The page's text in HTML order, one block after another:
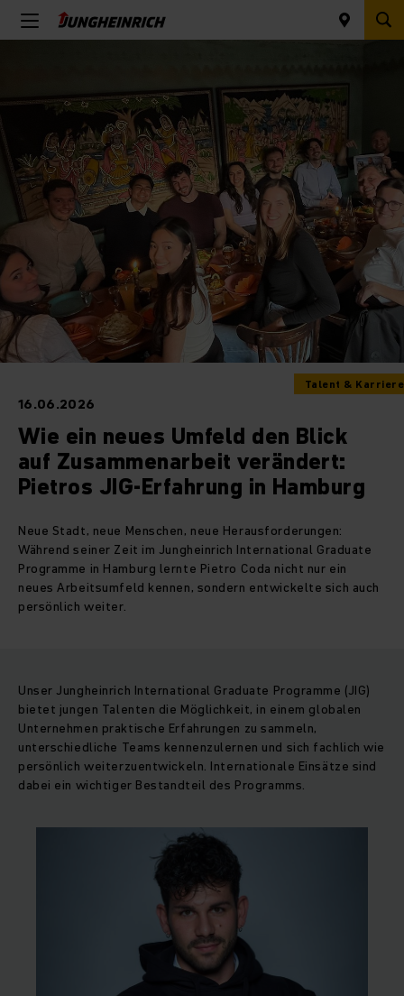
Talent & Karriere
16.06.2026
Wie ein neues Umfeld den Blick
auf Zusammenarbeit verändert:
Pietros JIG-Erfahrung in Hamburg
Neue Stadt, neue Menschen, neue Herausforderungen:
Während seiner Zeit im Jungheinrich International Graduate
Programme in Hamburg lernte Pietro Coda nicht nur ein
neues Arbeitsumfeld kennen, sondern entwickelte sich auch
persönlich weiter.
Unser Jungheinrich International Graduate Programme (JIG)
bietet jungen Talenten die Möglichkeit, in einem globalen
Unternehmen praktische Erfahrungen zu sammeln,
unterschiedliche Teams kennenzulernen und sich fachlich wie
persönlich weiterzuentwickeln. Internationale Einsätze sind
dabei ein wichtiger Bestandteil des Programms.